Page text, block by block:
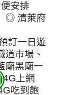
安排
◎ 清萊府
訂一日遊
市場、
廟黑廟一
4G上網
吃到飽